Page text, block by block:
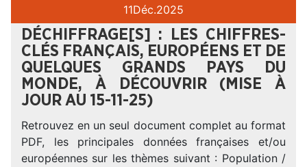
11Déc.2025
DÉCHIFFRAGE[S] : LES CHIFFRES-
CLÉS FRANÇAIS, EUROPÉENS ET DE
QUELQUES GRANDS PAYS DU
MONDE, À DÉCOUVRIR (MISE À
JOUR AU 15-11-25)
Retrouvez en un seul document complet au format
PDF, les principales données françaises et/ou
européennes sur les thèmes suivant : Population /